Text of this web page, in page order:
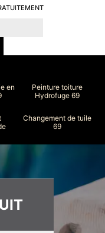
en
Peinture toiture
Hydrofuge 69
Changement de tuile
69
et extérieur 69